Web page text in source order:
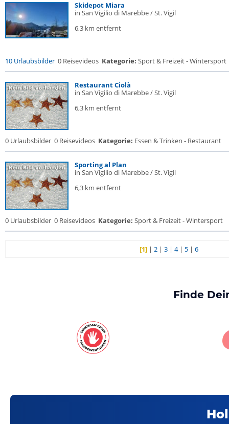
Skidepot Miara
in San Vigilio di Marebbe / St. Vigil
6,3 km entfernt
10 Urlaubsbilder 0 Reisevideos Kategorie: Sport & Freizeit - Wintersport
Restaurant Ciolà
in San Vigilio di Marebbe / St. Vigil
6,3 km entfernt
0 Urlaubsbilder 0 Reisevideos Kategorie: Essen & Trinken - Restaurant
Sporting al Plan
in San Vigilio di Marebbe / St. Vigil
6,3 km entfernt
0 Urlaubsbilder 0 Reisevideos Kategorie: Sport & Freizeit - Wintersport
[1] |2 |3 |4| 5 |6
Finde